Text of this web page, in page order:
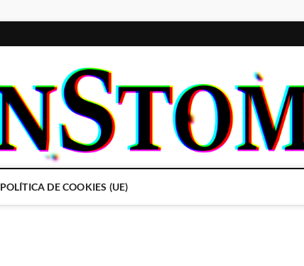
POLÍTICA DE COOKIES (UE)